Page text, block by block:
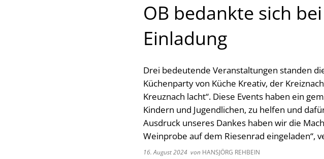
OB bedankte sich
Einladung
Drei bedeutende Veranstaltungen standen
Küchenparty von Küche Kreativ, der
Kreuznach lacht“. Diese Events haben ein
Kindern und Jugendlichen, zu helfen und
Ausdruck unseres Dankes haben wir die
Weinprobe auf dem Riesenrad eingeladen“,
16. August 2024 von HANSJÖRG REHBEIN